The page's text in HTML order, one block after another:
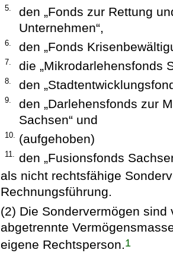
5.
den „Fonds zur Rettung
Unternehmen“,
6. den „Fonds
7. die „Mikrodarlehensfonds
8. den
9.
den „Darlehensfonds zur
Sachsen“ und
10. (aufgehoben)
11.
den „Fusionsfonds
als nicht rechtsfähige
Rechnungsführung.
(2) Die Sondervermögen
abgetrennte
eigene Rechtsperson.1